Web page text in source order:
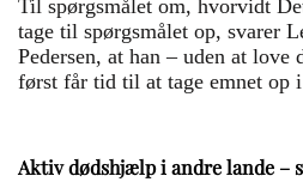
Til spørgsmålet om, hvorvidt
tage til spørgsmålet op, svarer
Pedersen, at han – uden at love
først får tid til at tage emnet op
Aktiv dødshjælp i andre lande –